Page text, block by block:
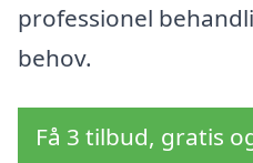
professionel
behov.
Få 3 tilbud, gratis